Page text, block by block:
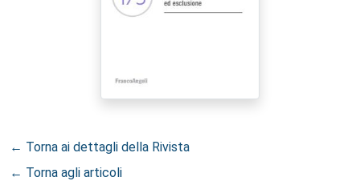
← Torna ai dettagli della Rivista
← Torna agli articoli